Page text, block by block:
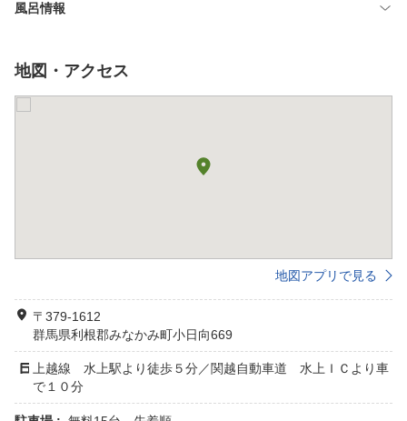
風呂情報
地図・アクセス
地図アプリで見る
〒379-1612
群馬県利根郡みなかみ町小日向669
上越線 水上駅より徒歩５分／関越自動車道 水上ＩＣより車
で１０分